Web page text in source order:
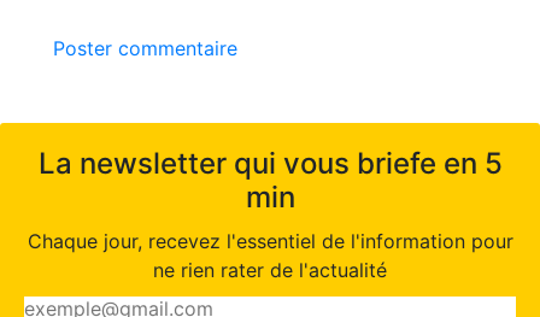
Poster commentaire
La newsletter qui vous briefe en 5
min
Chaque jour, recevez l'essentiel de l'information pour
ne rien rater de l'actualité